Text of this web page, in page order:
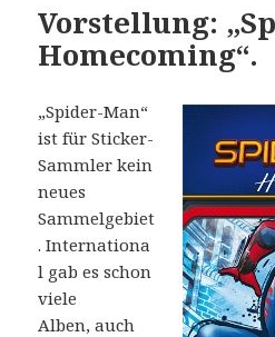
Vorstellung:
Homecoming“.
„Spider-Man“
ist für Sticker-
Sammler kein
neues
Sammelgebiet
. Internationa
l gab es schon
viele
Alben, auch